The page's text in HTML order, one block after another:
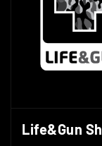
Life&Gun